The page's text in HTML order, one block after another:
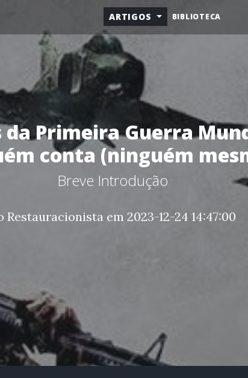
ARTIGOS BIBLIOTECA
da Primeira Guerra
conta (ninguém
Breve Introdução
Restauracionista em 2023-12-24 14:47:00